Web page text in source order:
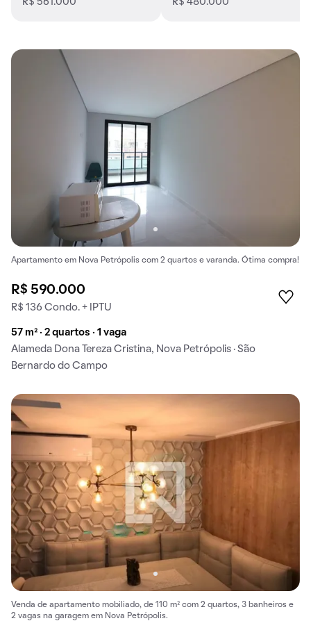
R$ 561.000
R$ 480.000
Apartamento em Nova Petrópolis com 2 quartos e varanda. Ótima compra!
R$ 590.000
R$ 136 Condo. + IPTU
57 m² · 2 quartos · 1 vaga
Alameda Dona Tereza Cristina, Nova Petrópolis · São
Bernardo do Campo
Venda de apartamento mobiliado, de 110 m² com 2 quartos, 3 banheiros e
2 vagas na garagem em Nova Petrópolis.